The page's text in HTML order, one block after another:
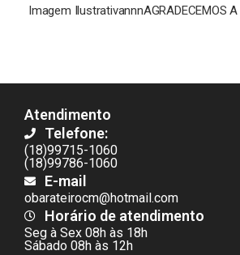
Imagem IlustrativannnAGRADECEMOS
Atendimento
Telefone:
(18)99715-1060
(18)99786-1060
E-mail
obarateirocm@hotmail.com
Horário de atendimento
Seg à Sex 08h às 18h
Sábado 08h às 12h